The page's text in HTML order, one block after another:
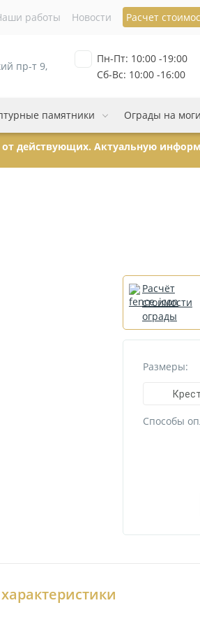
работы Новости Расчет
пр-т 9,
Пн-Пт: 10:00 -19:00
Сб-Вс: 10:00 -16:00
памятники Ограды на
от действующих. Актуальную
Расчёт
стоимости
ограды
Размеры:
Способы